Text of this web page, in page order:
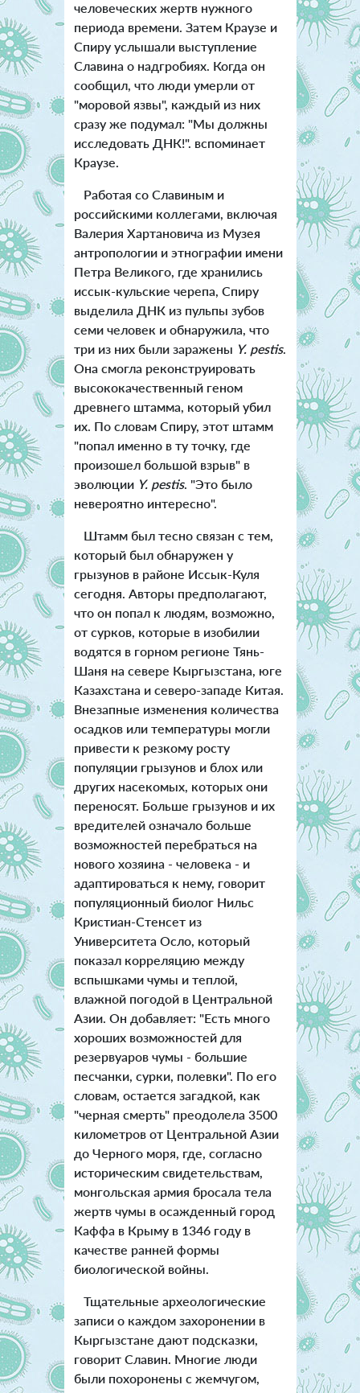
человеческих жертв нужного
периода времени. Затем Краузе и
Спиру услышали выступление
Славина о надгробиях. Когда он
сообщил, что люди умерли от
"моровой язвы", каждый из них
сразу же подумал: "Мы должны
исследовать ДНК!". вспоминает
Краузе.
Работая со Славиным и
российскими коллегами, включая
Валерия Хартановича из Музея
антропологии и этнографии имени
Петра Великого, где хранились
иссык-кульские черепа, Спиру
выделила ДНК из пульпы зубов
семи человек и обнаружила, что
три из них были заражены Y. pestis.
Она смогла реконструировать
высококачественный геном
древнего штамма, который убил
их. По словам Спиру, этот штамм
"попал именно в ту точку, где
произошел большой взрыв" в
эволюции Y. pestis. "Это было
невероятно интересно".
Штамм был тесно связан с тем,
который был обнаружен у
грызунов в районе Иссык-Куля
сегодня. Авторы предполагают,
что он попал к людям, возможно,
от сурков, которые в изобилии
водятся в горном регионе Тянь-
Шаня на севере Кыргызстана, юге
Казахстана и северо-западе Китая.
Внезапные изменения количества
осадков или температуры могли
привести к резкому росту
популяции грызунов и блох или
других насекомых, которых они
переносят. Больше грызунов и их
вредителей означало больше
возможностей перебраться на
нового хозяина - человека - и
адаптироваться к нему, говорит
популяционный биолог Нильс
Кристиан-Стенсет из
Университета Осло, который
показал корреляцию между
вспышками чумы и теплой,
влажной погодой в Центральной
Азии. Он добавляет: "Есть много
хороших возможностей для
резервуаров чумы - большие
песчанки, сурки, полевки". По его
словам, остается загадкой, как
"черная смерть" преодолела 3500
километров от Центральной Азии
до Черного моря, где, согласно
историческим свидетельствам,
монгольская армия бросала тела
жертв чумы в осажденный город
Каффа в Крыму в 1346 году в
качестве ранней формы
биологической войны.
Тщательные археологические
записи о каждом захоронении в
Кыргызстане дают подсказки,
говорит Славин. Многие люди
были похоронены с жемчугом,